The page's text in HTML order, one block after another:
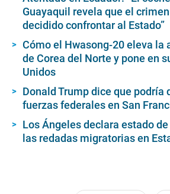
Guayaquil revela que el
decidido confrontar al Estado”
Cómo el Hwasong-20 eleva la
de Corea del Norte y pone en
Unidos
Donald Trump dice que podría
fuerzas federales en San
Los Ángeles declara estado
las redadas migratorias en